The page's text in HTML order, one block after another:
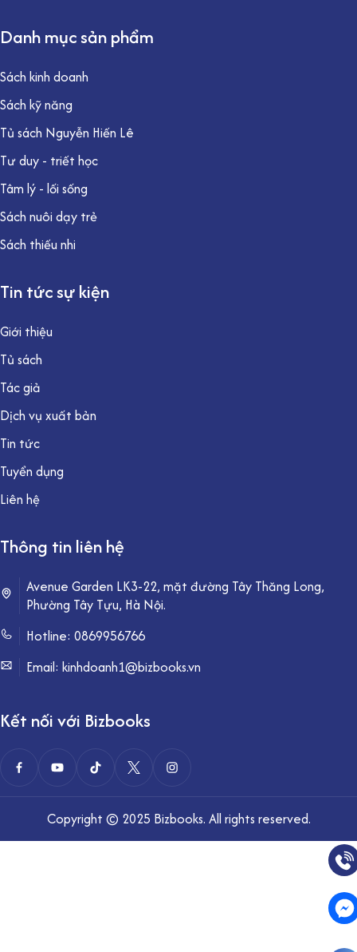
Danh mục sản phẩm
Sách kinh doanh
Sách kỹ năng
Tủ sách Nguyễn Hiến Lê
Tư duy - triết học
Tâm lý - lối sống
Sách nuôi dạy trẻ
Sách thiếu nhi
Tin tức sự kiện
Giới thiệu
Tủ sách
Tác giả
Dịch vụ xuất bản
Tin tức
Tuyển dụng
Liên hệ
Thông tin liên hệ
Avenue Garden LK3-22, mặt đường Tây Thăng Long,
Phường Tây Tựu, Hà Nội.
Hotline: 0869956766
Email: kinhdoanh1@bizbooks.vn
Kết nối với Bizbooks
Copyright © 2025 Bizbooks. All rights reserved.